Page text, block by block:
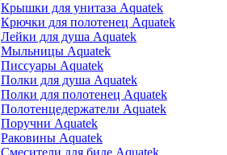
Крышки для унитаза Aquatek
Крючки для полотенец Aquatek
Лейки для душа Aquatek
Мыльницы Aquatek
Писсуары Aquatek
Полки для душа Aquatek
Полки для полотенец Aquatek
Полотенцедержатели Aquatek
Поручни Aquatek
Раковины Aquatek
Смесители для биде Aquatek